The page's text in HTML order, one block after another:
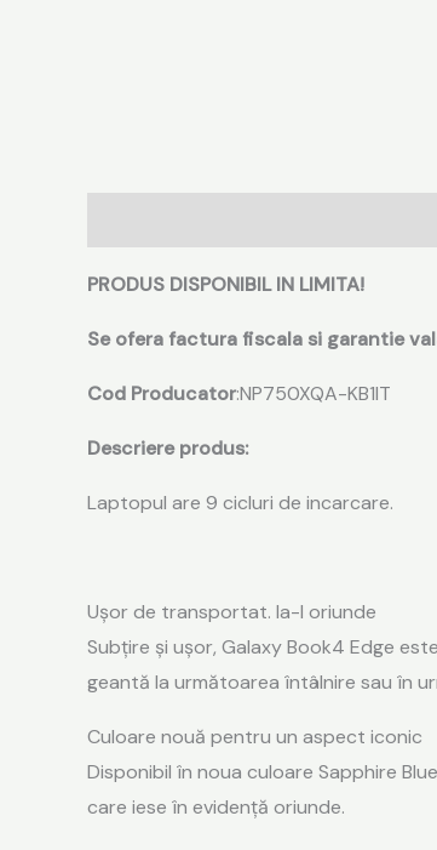
PRODUS DISPONIBIL IN LIMITA!
Se ofera factura fiscala si garantie
Cod Producator:‎NP750XQA-KB1IT
Descriere produs:
Laptopul are 9 cicluri de incarcare.
Ușor de transportat. Ia-l oriunde
Subțire și ușor, Galaxy Book4 Edge
geantă la următoarea întâlnire sau în
Culoare nouă pentru un aspect iconic
Disponibil în noua culoare Sapphire
care iese în evidență oriunde.